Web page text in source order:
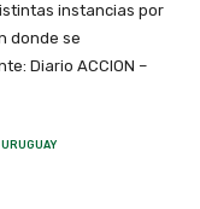
instancias por
donde se
Diario ACCION –